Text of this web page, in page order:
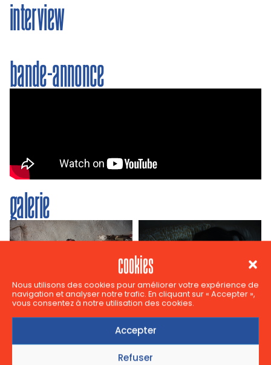
cookies
Nous utilisons des cookies pour améliorer votre expérience de
navigation et analyser notre trafic. En cliquant sur « Accepter »,
vous consentez à notre utilisation des cookies.
Accepter
Refuser
interview
bande-annonce
galerie